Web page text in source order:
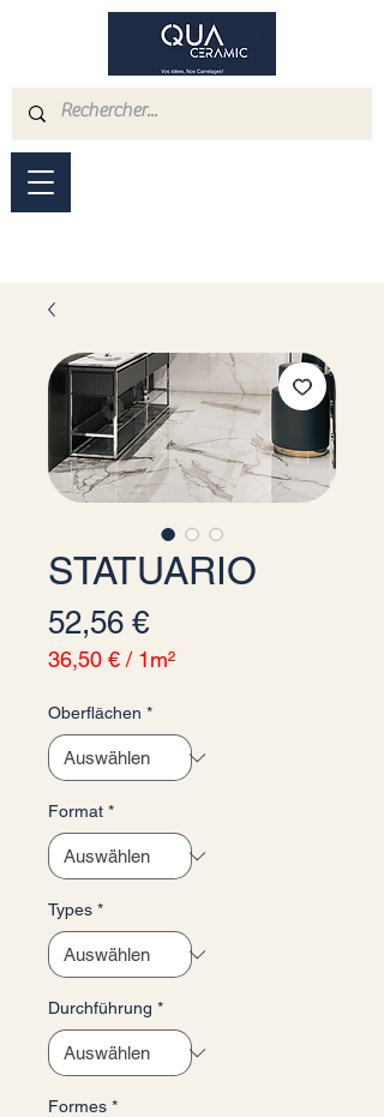
STATUARIO
52,56 €Preis
36,50 € / 1m²
pro
1
Quadratmeter
Oberflächen *
Format *
Types *
Durchführung *
Formes *